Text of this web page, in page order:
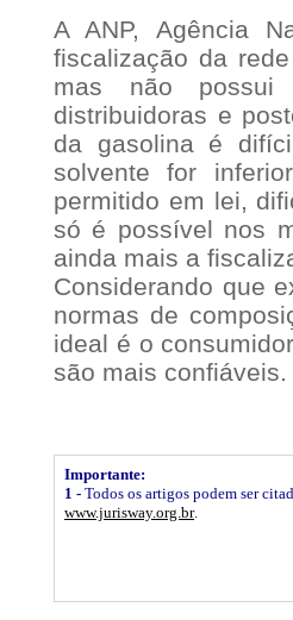
A ANP, Agência
fiscalização da
mas não possui
distribuidoras e
da gasolina é
solvente for
permitido em lei,
só é possível nos
ainda mais a
Considerando que
normas de
ideal é o
são mais confiáveis.
Importante:
1 - Todos os artigos podem ser
www.jurisway.org.br.